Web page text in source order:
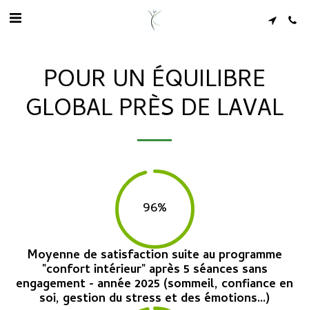
POUR UN ÉQUILIBRE
GLOBAL PRÈS DE LAVAL
96%
Moyenne de satisfaction suite au programme
"confort intérieur" après 5 séances sans
engagement - année 2025 (sommeil, confiance en
soi, gestion du stress et des émotions...)